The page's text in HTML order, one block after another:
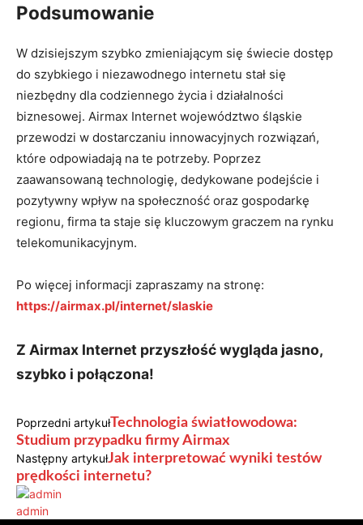
Podsumowanie
W dzisiejszym szybko zmieniającym się świecie dostęp
do szybkiego i niezawodnego internetu stał się
niezbędny dla codziennego życia i działalności
biznesowej. Airmax Internet województwo śląskie
przewodzi w dostarczaniu innowacyjnych rozwiązań,
które odpowiadają na te potrzeby. Poprzez
zaawansowaną technologię, dedykowane podejście i
pozytywny wpływ na społeczność oraz gospodarkę
regionu, firma ta staje się kluczowym graczem na rynku
telekomunikacyjnym.
Po więcej informacji zapraszamy na stronę:
https://airmax.pl/internet/slaskie
Z Airmax Internet przyszłość wygląda jasno,
szybko i połączona!
Poprzedni artykułTechnologia światłowodowa:
Studium przypadku firmy Airmax
Następny artykułJak interpretować wyniki testów
prędkości internetu?
admin